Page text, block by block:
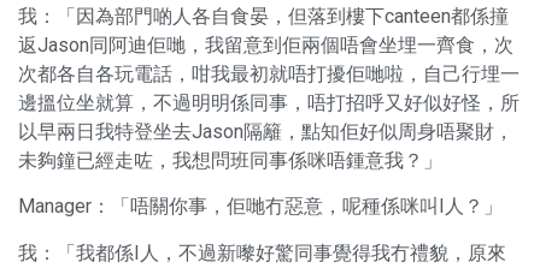
我：「因為部門啲人各自食晏，但落到樓下canteen都係撞
返Jason同阿迪佢哋，我留意到佢兩個唔會坐埋一齊食，次
次都各自各玩電話，咁我最初就唔打擾佢哋啦，自己行埋一
邊搵位坐就算，不過明明係同事，唔打招呼又好似好怪，所
以早兩日我特登坐去Jason隔籬，點知佢好似周身唔聚財，
未夠鐘已經走咗，我想問班同事係咪唔鍾意我？」
Manager：「唔關你事，佢哋冇惡意，呢種係咪叫I人？」
我：「我都係I人，不過新嚟好驚同事覺得我冇禮貌，原來